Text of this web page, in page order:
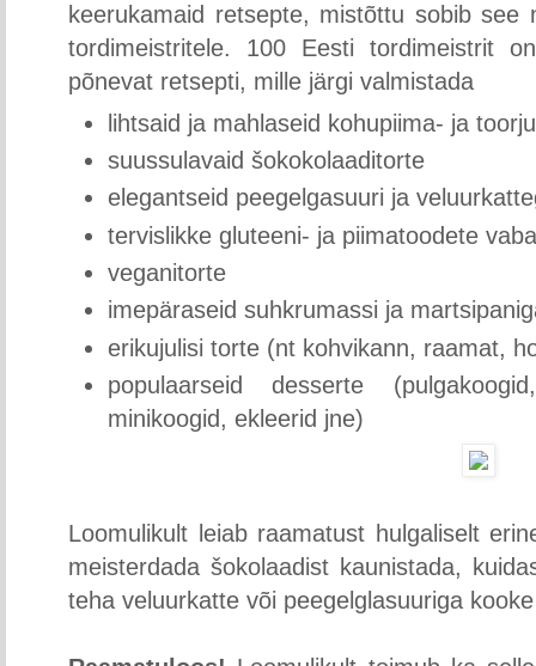
keerukamaid retsepte, mistõttu sobib see
tordimeistritele. 100 Eesti tordimeistrit
põnevat retsepti, mille järgi valmistada
lihtsaid ja mahlaseid kohupiima- ja
suussulavaid šokokolaaditorte
elegantseid peegelgasuuri ja
tervislikke gluteeni- ja piimatoodete
veganitorte
imepäraseid suhkrumassi ja
erikujulisi torte (nt kohvikann, raamat,
populaarseid desserte
minikoogid, ekleerid jne)
Loomulikult leiab raamatust hulgaliselt
meisterdada šokolaadist kaunistada,
teha veluurkatte või peegelglasuuriga